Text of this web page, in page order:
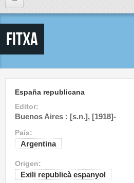
Inici
Llistat Publicacions periòdiques
Fitxa
España republicana
Editor:
Buenos Aires : [s.n.], [1918]-
País:
Argentina
Origen:
Exili republicà espanyol